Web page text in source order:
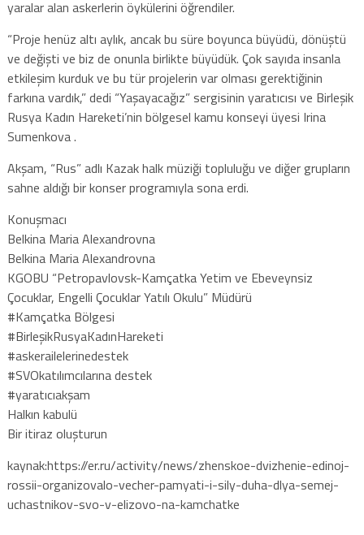
yaralar alan askerlerin öykülerini öğrendiler.
“Proje henüz altı aylık, ancak bu süre boyunca büyüdü, dönüştü
ve değişti ve biz de onunla birlikte büyüdük. Çok sayıda insanla
etkileşim kurduk ve bu tür projelerin var olması gerektiğinin
farkına vardık,” dedi “Yaşayacağız” sergisinin yaratıcısı ve Birleşik
Rusya Kadın Hareketi’nin bölgesel kamu konseyi üyesi Irina
Sumenkova .
Akşam, “Rus” adlı Kazak halk müziği topluluğu ve diğer grupların
sahne aldığı bir konser programıyla sona erdi.
Konuşmacı
Belkina Maria Alexandrovna
Belkina Maria Alexandrovna
KGOBU “Petropavlovsk-Kamçatka Yetim ve Ebeveynsiz
Çocuklar, Engelli Çocuklar Yatılı Okulu” Müdürü
#Kamçatka Bölgesi
#BirleşikRusyaKadınHareketi
#askerailelerinedestek
#SVOkatılımcılarına destek
#yaratıcıakşam
Halkın kabulü
Bir itiraz oluşturun
kaynak:https://er.ru/activity/news/zhenskoe-dvizhenie-edinoj-
rossii-organizovalo-vecher-pamyati-i-sily-duha-dlya-semej-
uchastnikov-svo-v-elizovo-na-kamchatke